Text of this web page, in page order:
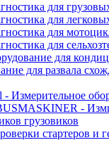
для
для
для
для
для
для развала
Измерительное
-
грузовиков
стартеров и